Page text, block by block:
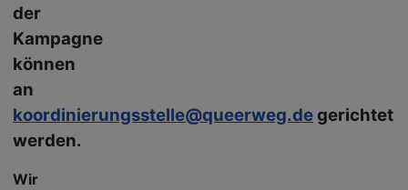
der
Kampagne
können
an
koordinierungsstelle@queerweg.de gerichtet
werden.
Wir